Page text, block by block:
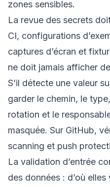
zones sensibles.
La revue des secrets
CI, configurations
captures d’écran et
ne doit jamais afficher
S’il détecte une valeur
garder le chemin, le
rotation et le
masquée. Sur GitHub,
scanning et push
La validation d’entrée
des données : d’où